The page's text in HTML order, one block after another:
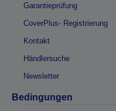
Garantieprüfung
CoverPlus- Registrierung
Kontakt
Händlersuche
Newsletter
Bedingungen